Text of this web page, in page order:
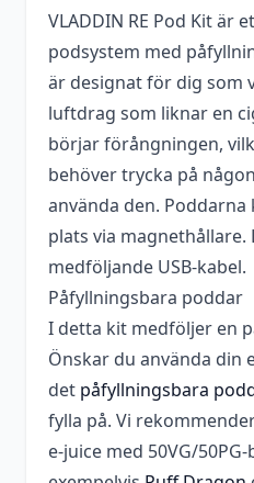
VLADDIN RE Pod Kit är
podsystem med
är designat för dig som
luftdrag som liknar en
börjar förångningen,
behöver trycka på
använda den.
plats via magnethållare.
medföljande USB-kabel.
Påfyllningsbara poddar
I detta kit medföljer en
Önskar du använda din
det påfyllningsbara
fylla på. Vi
e-juice med 50VG/
medföljer
Batterikapacitet 350
Tillverkare
Typ
Utbytbara
batterier
Nej
Vätskekapacitet 1,5 ml
Egenskaper